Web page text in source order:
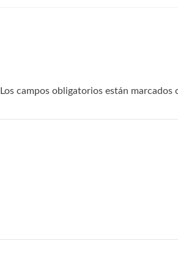
Los campos obligatorios están marcados